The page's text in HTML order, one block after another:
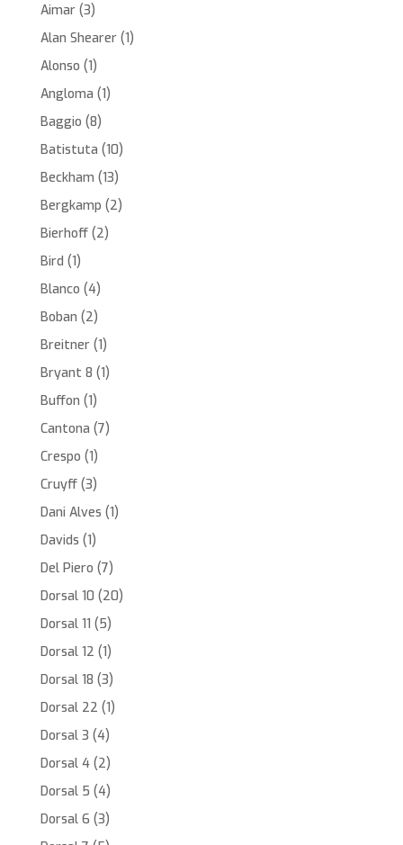
Aimar (3)
Alan Shearer (1)
Alonso (1)
Angloma (1)
Baggio (8)
Batistuta (10)
Beckham (13)
Bergkamp (2)
Bierhoff (2)
Bird (1)
Blanco (4)
Boban (2)
Breitner (1)
Bryant 8 (1)
Buffon (1)
Cantona (7)
Crespo (1)
Cruyff (3)
Dani Alves (1)
Davids (1)
Del Piero (7)
Dorsal 10 (20)
Dorsal 11 (5)
Dorsal 12 (1)
Dorsal 18 (3)
Dorsal 22 (1)
Dorsal 3 (4)
Dorsal 4 (2)
Dorsal 5 (4)
Dorsal 6 (3)